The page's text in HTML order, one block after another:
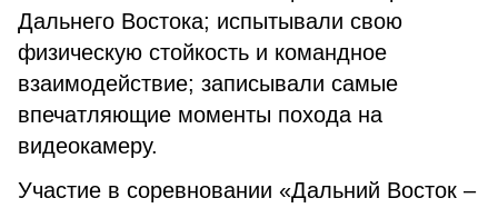
Дальнего Востока; испытывали свою
физическую стойкость и командное
взаимодействие; записывали самые
впечатляющие моменты похода на
видеокамеру.
Участие в соревновании «Дальний Восток –